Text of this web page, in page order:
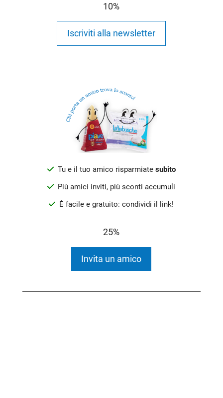
10%
Iscriviti alla newsletter
Tu e il tuo amico risparmiate subito
Più amici inviti, più sconti accumuli
È facile e gratuito: condividi il link!
25%
Invita un amico